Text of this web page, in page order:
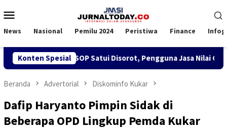
ke
Mobile
News Nasional Pemilu 2024 Peristiwa Finance
Konten Spesial
TKBM di KSOP Satui Disorot, Pengguna Jasa Nilai Ganggu
Beranda Advertorial Diskominfo Kukar
Dafip Haryanto Pimpin Sidak di
Beberapa OPD Lingkup Pemda Kukar